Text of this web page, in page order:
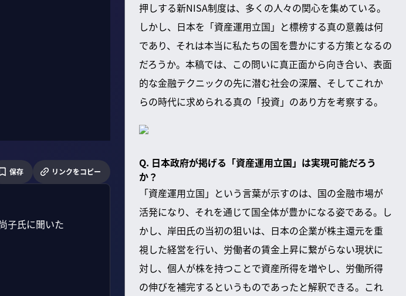
保存 リンクをコピー
子氏に聞いた
押しする新NISA制度は、多くの人々の関心を集めている。
しかし、日本を「資産運用立国」と標榜する真の意義は何
であり、それは本当に私たちの国を豊かにする方策となるの
だろうか。本稿では、この問いに真正面から向き合い、表面
的な金融テクニックの先に潜む社会の深層、そしてこれか
らの時代に求められる真の「投資」のあり方を考察する。
Q. 日本政府が掲げる「資産運用立国」は実現可能だろう
か？
「資産運用立国」という言葉が示すのは、国の金融市場が
活発になり、それを通じて国全体が豊かになる姿である。し
かし、岸田氏の当初の狙いは、日本の企業が株主還元を重
視した経営を行い、労働者の賃金上昇に繋がらない現状に
対し、個人が株を持つことで資産所得を増やし、労働所得
の伸びを補完するというものであったと解釈できる。これ